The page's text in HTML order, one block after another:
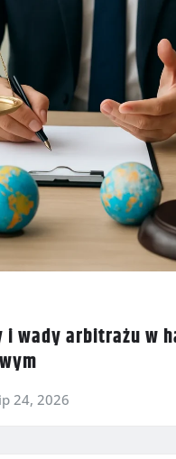
i wady arbitrażu w
24, 2026